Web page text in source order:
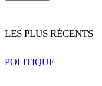
LES PLUS RÉCENTS
POLITIQUE